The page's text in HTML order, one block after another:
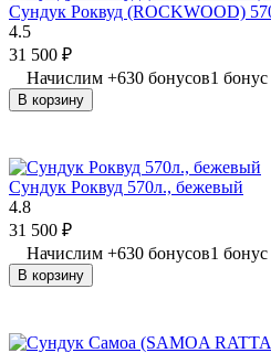
Сундук Роквуд (ROCKWOOD)
4.5
31 500 ₽
Начислим +630 бонусов1
В корзину
Сундук Роквуд 570л., бежевый
4.8
31 500 ₽
Начислим +630 бонусов1
В корзину